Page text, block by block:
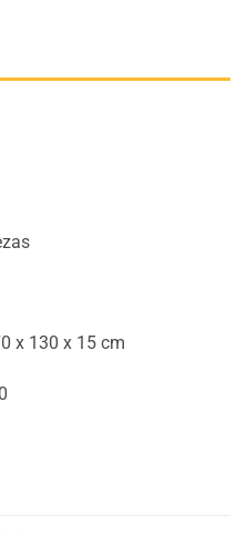
x 130 x 15 cm